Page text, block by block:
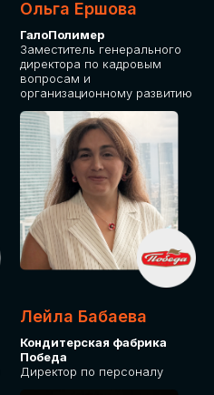
Ольга Ершова
ГалоПолимер
Заместитель генерального
директора по кадровым
вопросам и
организационному развитию
Лейла Бабаева
Кондитерская фабрика
Победа
Директор по персоналу